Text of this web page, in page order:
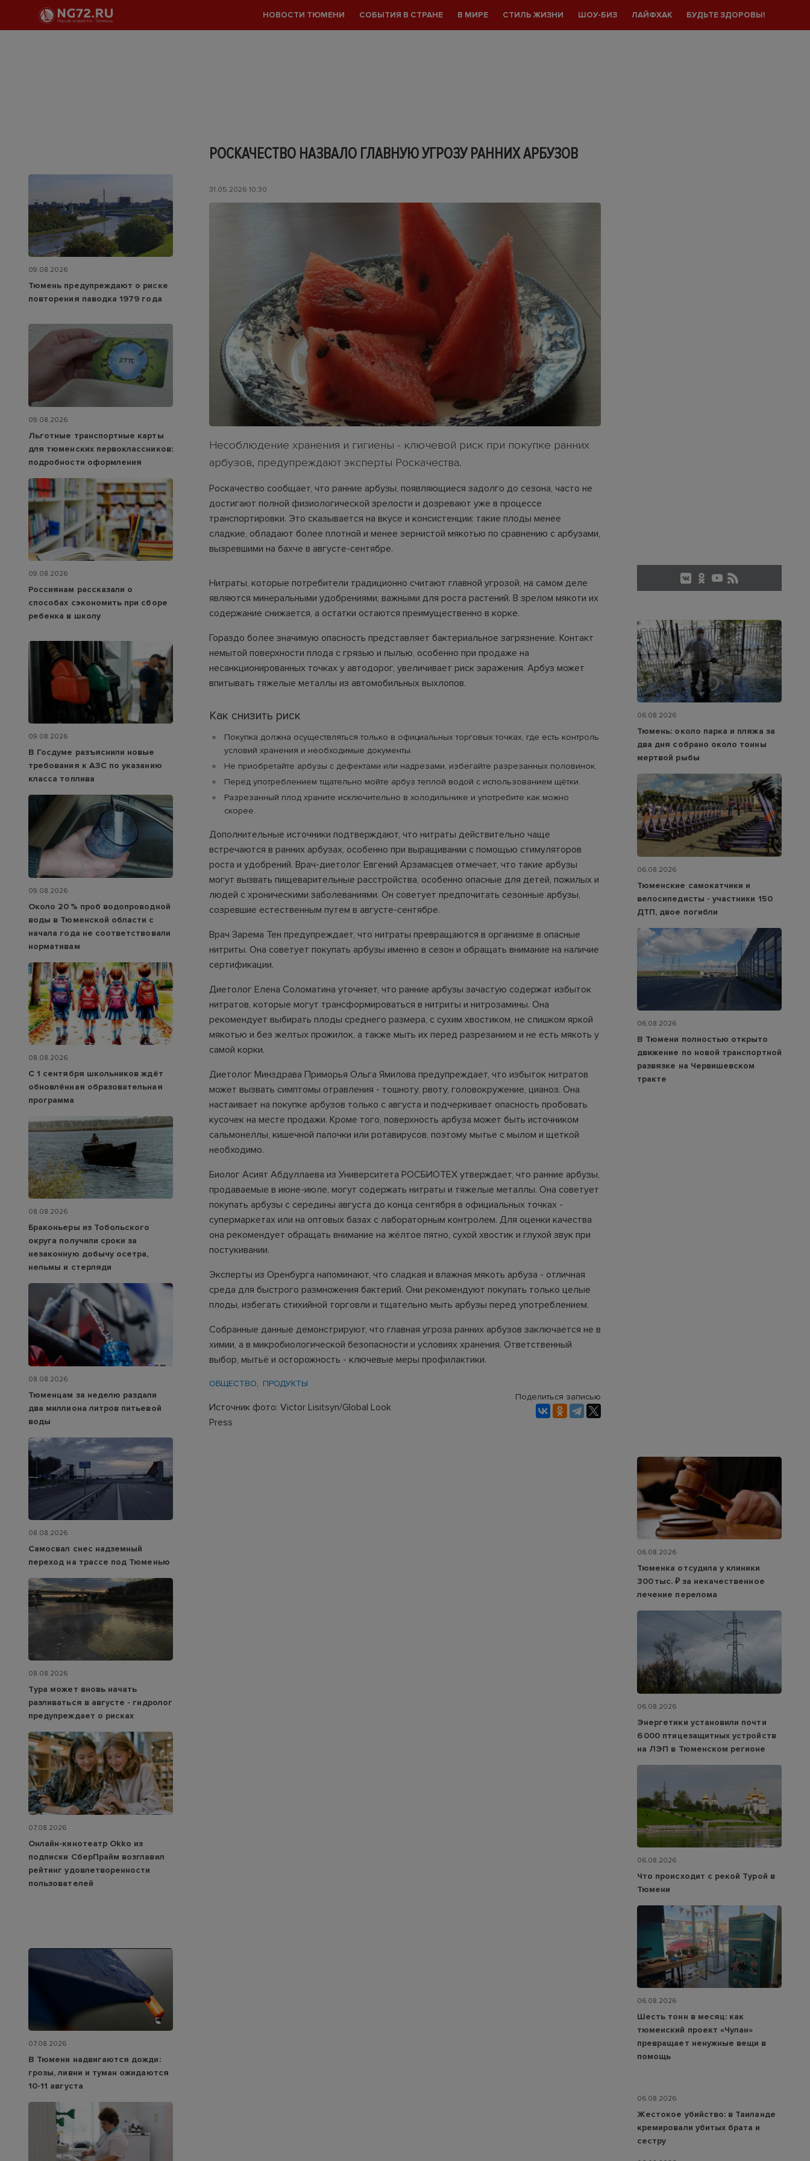
НОВОСТИ ТЮМЕНИ СОБЫТИЯ В СТРАНЕ В МИРЕ СТИЛЬ ЖИЗНИ ШОУ-БИЗ ЛАЙФХАК БУДЬТЕ ЗДОРОВЫ!
РОСКАЧЕСТВО НАЗВАЛО ГЛАВНУЮ УГРОЗУ РАННИХ АРБУЗОВ
31.05.2026 10:30
Несоблюдение хранения и гигиены - ключевой риск при покупке ранних
арбузов, предупреждают эксперты Роскачества.
Роскачество сообщает, что ранние арбузы, появляющиеся задолго до сезона, часто не
достигают полной физиологической зрелости и дозревают уже в процессе
транспортировки. Это сказывается на вкусе и консистенции: такие плоды менее
сладкие, обладают более плотной и менее зернистой мякотью по сравнению с арбузами,
вызревшими на бахче в августе-сентябре.
Нитраты, которые потребители традиционно считают главной угрозой, на самом деле
являются минеральными удобрениями, важными для роста растений. В зрелом мякоти их
содержание снижается, а остатки остаются преимущественно в корке.
Гораздо более значимую опасность представляет бактериальное загрязнение. Контакт
немытой поверхности плода с грязью и пылью, особенно при продаже на
несанкционированных точках у автодорог, увеличивает риск заражения. Арбуз может
впитывать тяжелые металлы из автомобильных выхлопов.
Как снизить риск
Покупка должна осуществляться только в официальных торговых точках, где есть контроль
условий хранения и необходимые документы.
Не приобретайте арбузы с дефектами или надрезами, избегайте разрезанных половинок.
Перед употреблением тщательно мойте арбуз теплой водой с использованием щётки.
Разрезанный плод храните исключительно в холодильнике и употребите как можно
скорее.
Дополнительные источники подтверждают, что нитраты действительно чаще
встречаются в ранних арбузах, особенно при выращивании с помощью стимуляторов
роста и удобрений. Врач-диетолог Евгений Арзамасцев отмечает, что такие арбузы
могут вызвать пищеварительные расстройства, особенно опасные для детей, пожилых и
людей с хроническими заболеваниями. Он советует предпочитать сезонные арбузы,
созревшие естественным путем в августе-сентябре.
Врач Зарема Тен предупреждает, что нитраты превращаются в организме в опасные
нитриты. Она советует покупать арбузы именно в сезон и обращать внимание на наличие
сертификации.
Диетолог Елена Соломатина уточняет, что ранние арбузы зачастую содержат избыток
нитратов, которые могут трансформироваться в нитриты и нитрозамины. Она
рекомендует выбирать плоды среднего размера, с сухим хвостиком, не слишком яркой
мякотью и без желтых прожилок, а также мыть их перед разрезанием и не есть мякоть у
самой корки.
Диетолог Минздрава Приморья Ольга Ямилова предупреждает, что избыток нитратов
может вызвать симптомы отравления - тошноту, рвоту, головокружение, цианоз. Она
настаивает на покупке арбузов только с августа и подчеркивает опасность пробовать
кусочек на месте продажи. Кроме того, поверхность арбуза может быть источником
сальмонеллы, кишечной палочки или ротавирусов, поэтому мытье с мылом и щеткой
необходимо.
Биолог Асият Абдуллаева из Университета РОСБИОТЕХ утверждает, что ранние арбузы,
продаваемые в июне-июле, могут содержать нитраты и тяжелые металлы. Она советует
покупать арбузы с середины августа до конца сентября в официальных точках -
супермаркетах или на оптовых базах с лабораторным контролем. Для оценки качества
она рекомендует обращать внимание на жёлтое пятно, сухой хвостик и глухой звук при
постукивании.
Эксперты из Оренбурга напоминают, что сладкая и влажная мякоть арбуза - отличная
среда для быстрого размножения бактерий. Они рекомендуют покупать только целые
плоды, избегать стихийной торговли и тщательно мыть арбузы перед употреблением.
Собранные данные демонстрируют, что главная угроза ранних арбузов заключается не в
химии, а в микробиологической безопасности и условиях хранения. Ответственный
выбор, мытьё и осторожность - ключевые меры профилактики.
ОБЩЕСТВО ПРОДУКТЫ
Источник фото: Victor Lisitsyn/Global Look
Press
Поделиться записью
09.08.2026
Тюмень предупреждают о риске
повторения паводка 1979 года
09.08.2026
Льготные транспортные карты
для тюменских первоклассников:
подробности оформления
09.08.2026
Россиянам рассказали о
способах сэкономить при сборе
ребенка в школу
09.08.2026
В Госдуме разъяснили новые
требования к АЗС по указанию
класса топлива
09.08.2026
Около 20 % проб водопроводной
воды в Тюменской области с
начала года не соответствовали
нормативам
08.08.2026
С 1 сентября школьников ждёт
обновлённая образовательная
программа
08.08.2026
Браконьеры из Тобольского
округа получили сроки за
незаконную добычу осетра,
нельмы и стерляди
08.08.2026
Тюменцам за неделю раздали
два миллиона литров питьевой
воды
08.08.2026
Самосвал снес надземный
переход на трассе под Тюменью
08.08.2026
Тура может вновь начать
разливаться в августе - гидролог
предупреждает о рисках
07.08.2026
Онлайн-кинотеатр Okko из
подписки СберПрайм возглавил
рейтинг удовлетворенности
пользователей
07.08.2026
В Тюмени надвигаются дожди:
грозы, ливни и туман ожидаются
10-11 августа
06.08.2026
Тюмень: около парка и пляжа за
два дня собрано около тонны
мертвой рыбы
06.08.2026
Тюменские самокатчики и
велосипедисты - участники 150
ДТП, двое погибли
06.08.2026
В Тюмени полностью открыто
движение по новой транспортной
развязке на Червишевском
тракте
06.08.2026
Тюменка отсудила у клиники
300 тыс. ₽ за некачественное
лечение перелома
06.08.2026
Энергетики установили почти
6 000 птицезащитных устройств
на ЛЭП в Тюменском регионе
06.08.2026
Что происходит с рекой Турой в
Тюмени
06.08.2026
Шесть тонн в месяц: как
тюменский проект «Чулан»
превращает ненужные вещи в
помощь
06.08.2026
Жестокое убийство: в Таиланде
кремировали убитых брата и
сестру